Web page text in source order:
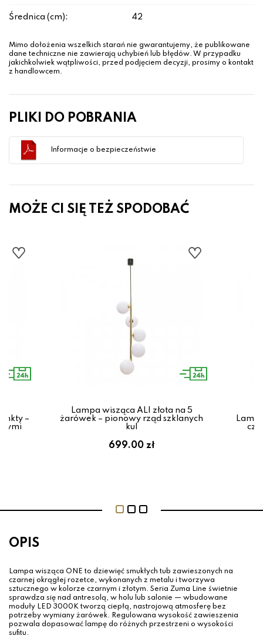
Średnica (cm): 42
Mimo dołożenia wszelkich starań nie gwarantujemy, że publikowane
dane techniczne nie zawierają uchybień lub błędów. W przypadku
jakichkolwiek wątpliwości, przed podjęciem decyzji, prosimy o kontakt
z handlowcem.
PLIKI DO POBRANIA
Informacje o bezpieczeństwie
MOŻE CI SIĘ TEŻ SPODOBAĆ
–
Lampa wisząca ALI złota na 5
żarówek – pionowy rząd szklanych
kul
699.00 zł
OPIS
Lampa wisząca ONE to dziewięć smukłych tub zawieszonych na
czarnej okrągłej rozetce, wykonanych z metalu i tworzywa
sztucznego w kolorze czarnym i złotym. Seria Zuma Line świetnie
sprawdza się nad antresolą, w holu lub salonie — wbudowane
moduły LED 3000K tworzą ciepłą, nastrojową atmosferę bez
potrzeby wymiany żarówek. Regulowana wysokość zawieszenia
pozwala dopasować lampę do różnych przestrzeni o wysokości
sufitu.